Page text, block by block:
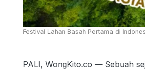
Festival Lahan Basah Pertama di
PALI, WongKito.co — Sebuah